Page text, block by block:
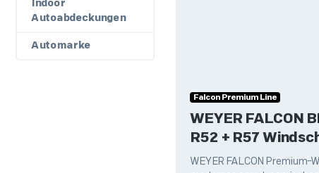
Indoor
Autoabdeckungen
Automarke
Falcon Premium Line
WEYER FALCON
R52 + R57
WEYER FALCON Premium-